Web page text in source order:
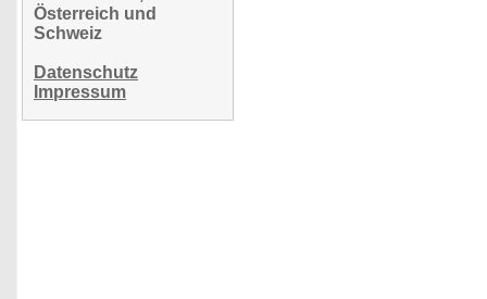
Österreich und
Schweiz
Datenschutz
Impressum